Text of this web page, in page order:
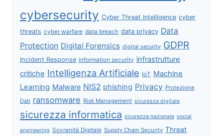
cybersecurity Cyber Threat Intelligence cyber
threats cyber warfare data breach data privacy Data
Protection Digital Forensics digital security GDPR
Incident Response information security infrastrutture
critiche Intelligenza Artificiale IoT Machine
Learning Malware NIS2 phishing Privacy Protezione
Dati ransomware Risk Management sicurezza digitale
sicurezza informatica sicurezza nazionale social
engineering Sovranità Digitale Supply Chain Security Threat